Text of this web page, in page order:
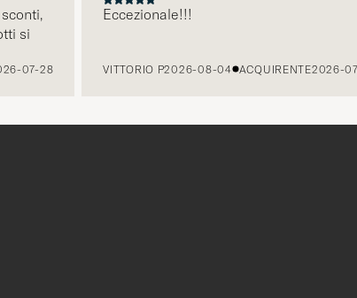
28
Eccezionale!!!
VITTORIO P 2026-08-04 ACQUIRENTE2026-07-26